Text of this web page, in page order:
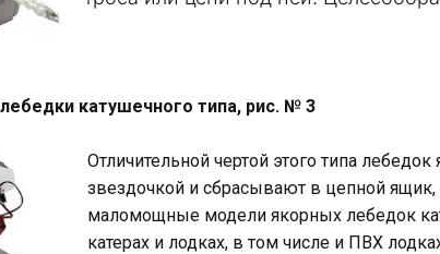
катушечного типа, рис. № 3
Отличительной чертой этого типа
звездочкой и сбрасывают в цепной
маломощные модели якорных лебедок
катерах и лодках, в том числе и ПВХ